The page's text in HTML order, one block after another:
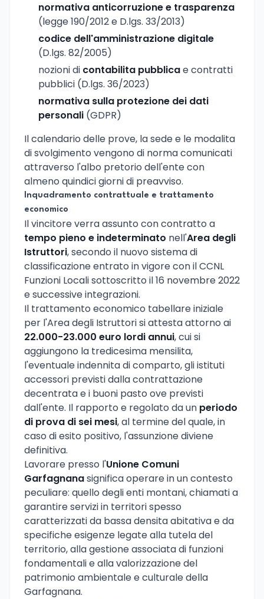
normativa anticorruzione e trasparenza
(legge 190/2012 e D.lgs. 33/2013)
codice dell'amministrazione digitale
(D.lgs. 82/2005)
nozioni di contabilita pubblicae contratti
pubblici (D.lgs. 36/2023)
normativa sulla protezione dei dati
personali (GDPR)
Il calendario delle prove, la sede e le modalita
di svolgimento vengono di norma comunicati
attraverso l'albo pretorio dell'ente con
almeno quindici giorni di preavviso.
Inquadramento contrattuale e trattamento
economico
Il vincitore verra assunto con contratto a
tempo pieno e indeterminato nell'Area degli
Istruttori, secondo il nuovo sistema di
classificazione entrato in vigore con il CCNL
Funzioni Locali sottoscritto il 16 novembre 2022
e successive integrazioni.
Il trattamento economico tabellare iniziale
per l'Area degli Istruttori si attesta attorno ai
22.000-23.000 euro lordi annui, cui si
aggiungono la tredicesima mensilita,
l'eventuale indennita di comparto, gli istituti
accessori previsti dalla contrattazione
decentrata e i buoni pasto ove previsti
dall'ente. Il rapporto e regolato da un periodo
di prova di sei mesi, al termine del quale, in
caso di esito positivo, l'assunzione diviene
definitiva.
Lavorare presso l'Unione Comuni
Garfagnanasignifica operare in un contesto
peculiare: quello degli enti montani, chiamati a
garantire servizi in territori spesso
caratterizzati da bassa densita abitativa e da
specifiche esigenze legate alla tutela del
territorio, alla gestione associata di funzioni
fondamentali e alla valorizzazione del
patrimonio ambientale e culturale della
Garfagnana.